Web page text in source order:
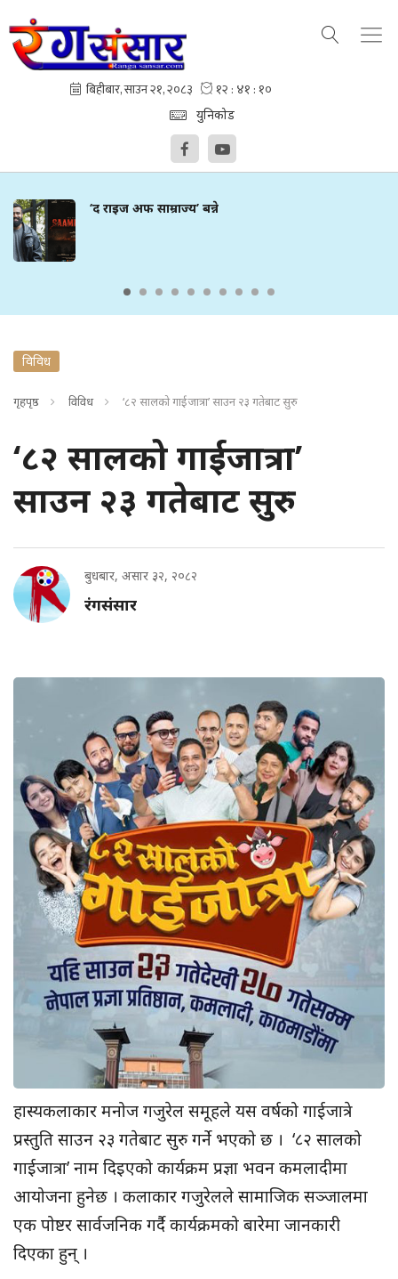
युनिकोड
‘द राइज अफ साम्राज्य’ बन्ने
विविध
गृहपृष्ठ विविध ‘८२ सालको गाईजात्रा’ साउन २३ गतेबाट सुरु
‘८२ सालको गाईजात्रा’
साउन २३ गतेबाट सुरु
बुधबार, असार ३२, २०८२
रंगसंसार
हास्यकलाकार मनोज गजुरेल समूहले यस वर्षको गाईजात्रे
प्रस्तुति साउन २३ गतेबाट सुरु गर्ने भएको छ । ‘८२ सालको
गाईजात्रा’ नाम दिइएको कार्यक्रम प्रज्ञा भवन कमलादीमा
आयोजना हुनेछ । कलाकार गजुरेलले सामाजिक सञ्जालमा
एक पोष्टर सार्वजनिक गर्दै कार्यक्रमको बारेमा जानकारी
दिएका हुन् ।